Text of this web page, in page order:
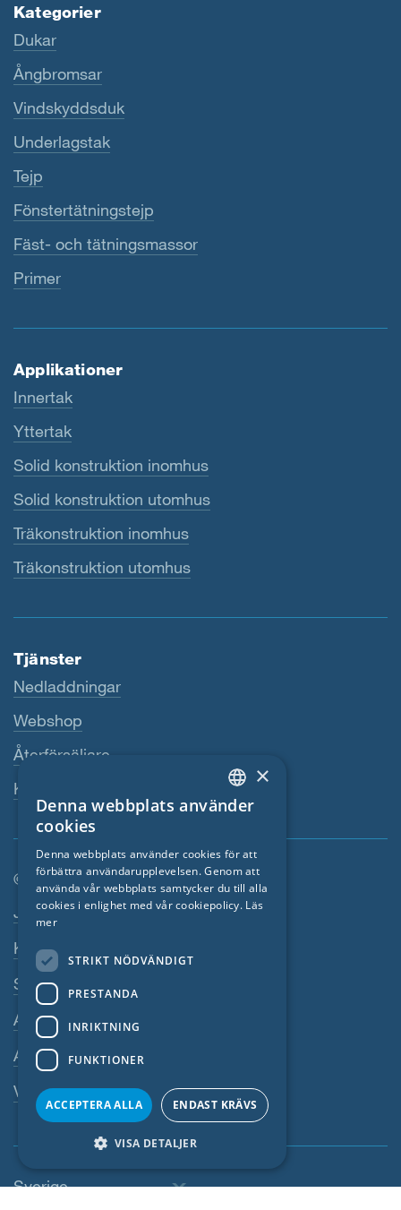
Kategorier
Dukar
Ångbromsar
Vindskyddsduk
Underlagstak
Tejp
Fönstertätningstejp
Fäst- och tätningsmassor
Primer
Applikationer
Innertak
Yttertak
Solid konstruktion inomhus
Solid konstruktion utomhus
Träkonstruktion inomhus
Träkonstruktion utomhus
Tjänster
Nedladdningar
Webshop
Återförsäljare
Kontaktperson
© SIGA 2026
Footer-navigation
Jobb
Kontakta
Sekretesspolicy
Avtryck
Allmänna villkor
Visselblasarsystem
Sverige
ENGLISH
FRENCH
CZECH
NORWEGIAN
×
Denna webbplats använder
cookies
Denna webbplats använder cookies för att
förbättra användarupplevelsen. Genom att
använda vår webbplats samtycker du till alla
cookies i enlighet med vår cookiepolicy. Läs
mer
STRIKT NÖDVÄNDIGT
PRESTANDA
INRIKTNING
FUNKTIONER
ACCEPTERA ALLA ENDAST KRÄVS
VISA DETALJER